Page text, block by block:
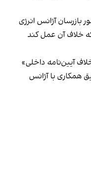
آژانس انرژی
خلاف آن عمل کند
آیین‌نامه داخلی»
همکاری با آژانس